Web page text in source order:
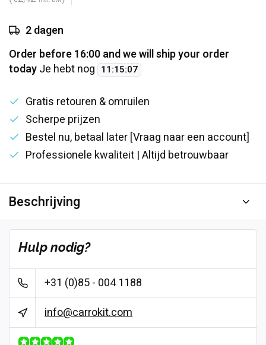
2 dagen
Order before 16:00 and we will ship your order
todayJe hebt nog 11:15:07
Gratis retouren & omruilen
Scherpe prijzen
Bestel nu, betaal later [Vraag naar een account]
Professionele kwaliteit | Altijd betrouwbaar
Beschrijving
Hulp nodig?
+31 (0)85 - 004 1188
info@carrokit.com